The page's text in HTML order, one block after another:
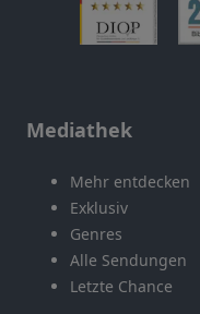
Mediathek
Mehr entdecken
Exklusiv
Genres
Alle Sendungen
Letzte Chance